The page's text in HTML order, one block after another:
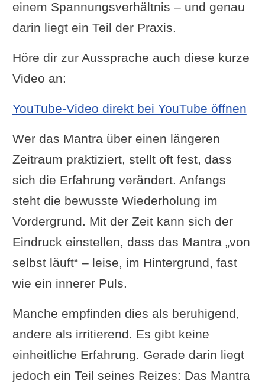
einem Spannungsverhältnis – und genau
darin liegt ein Teil der Praxis.
Höre dir zur Aussprache auch diese kurze
Video an:
YouTube-Video direkt bei YouTube öffnen
Wer das Mantra über einen längeren
Zeitraum praktiziert, stellt oft fest, dass
sich die Erfahrung verändert. Anfangs
steht die bewusste Wiederholung im
Vordergrund. Mit der Zeit kann sich der
Eindruck einstellen, dass das Mantra „von
selbst läuft“ – leise, im Hintergrund, fast
wie ein innerer Puls.
Manche empfinden dies als beruhigend,
andere als irritierend. Es gibt keine
einheitliche Erfahrung. Gerade darin liegt
jedoch ein Teil seines Reizes: Das Mantra